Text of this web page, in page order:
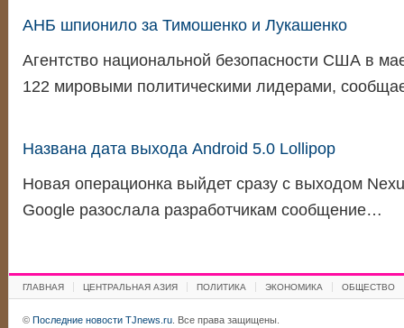
АНБ шпионило за Тимошенко и Лукашенко
Агентство национальной безопасности США в
122 мировыми политическими лидерами,
Названа дата выхода Android 5.0 Lollipop
Новая операционка выйдет сразу с выходом
Google разослала разработчикам сообщение…
ГЛАВНАЯ ЦЕНТРАЛЬНАЯ АЗИЯ ПОЛИТИКА ЭКОНОМИКА ОБЩЕСТВО
© Последние новости TJnews.ru. Все права защищены.